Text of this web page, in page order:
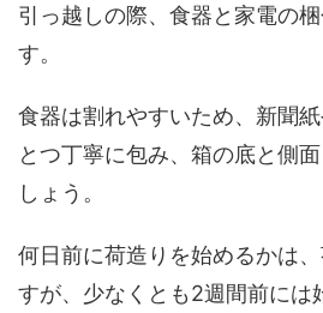
引っ越しの際、食器と家電の
す。
食器は割れやすいため、新聞
とつ丁寧に包み、箱の底と側
しょう。
何日前に荷造りを始めるかは
すが、少なくとも2週間前には